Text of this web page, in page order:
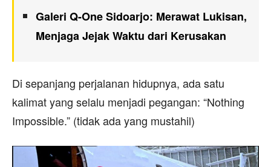
Galeri Q-One Sidoarjo: Merawat Lukisan,
Menjaga Jejak Waktu dari Kerusakan
Di sepanjang perjalanan hidupnya, ada satu
kalimat yang selalu menjadi pegangan: “Nothing
Impossible.” (tidak ada yang mustahil)